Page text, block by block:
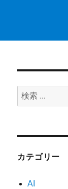
検
索:
カテゴリー
AI